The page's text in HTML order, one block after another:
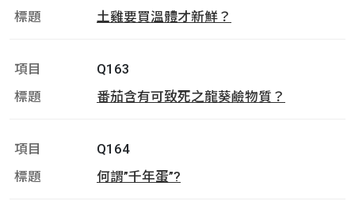
土雞要買溫體才新鮮？
Q163
番茄含有可致死之龍葵鹼物質？
Q164
何謂”千年蛋”?